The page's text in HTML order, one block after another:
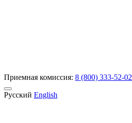
Приемная комиссия: 8 (800) 333-52-02
Русский English